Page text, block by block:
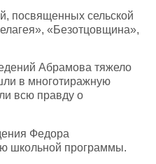
посвященных сельской
«Безотцовщина»,
Абрамова тяжело
в многотиражную
всю правду о
Федора
школьной программы.